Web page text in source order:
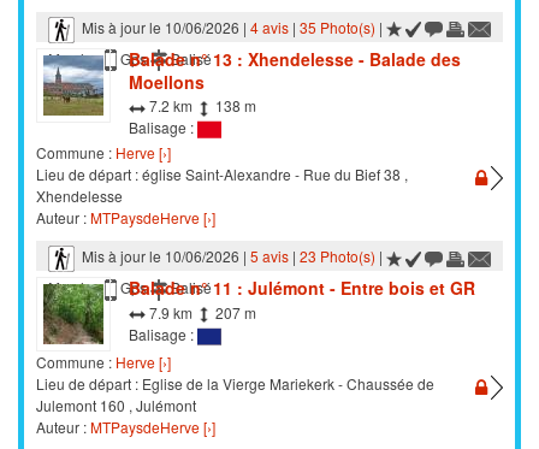
Mis à jour le 10/06/2026 | 4 avis| 35 Photo(s) |
Marche
Gps Balisé
Balade n° 13 : Xhendelesse - Balade des
Moellons
7.2 km
138 m
Balisage :
Commune : Herve [›]
Lieu de départ : église Saint-Alexandre - Rue du Bief 38 ,
Xhendelesse
Auteur :MTPaysdeHerve [›]
Mis à jour le 10/06/2026 | 5 avis| 23 Photo(s) |
Marche
Gps Balisé
Balade n° 11 : Julémont - Entre bois et GR
7.9 km
207 m
Balisage :
Commune : Herve [›]
Lieu de départ : Eglise de la Vierge Mariekerk - Chaussée de
Julemont 160 , Julémont
Auteur :MTPaysdeHerve [›]